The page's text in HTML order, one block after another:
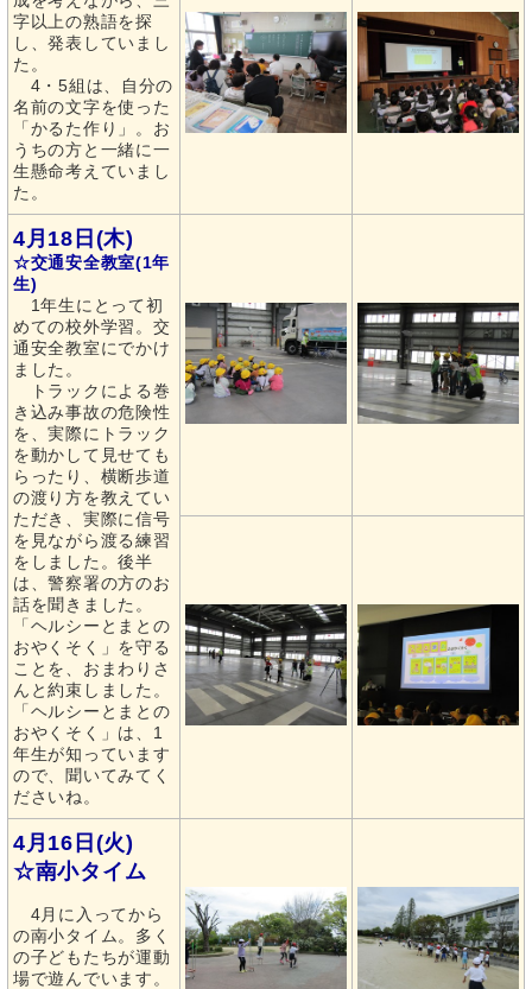
字以上の熟語を探
し、発表していまし
た。
4・5組は、自分の
名前の文字を使った
「かるた作り」。お
うちの方と一緒に一
生懸命考えていまし
た。
4月18日(木)
☆交通安全教室(1年
生)
1年生にとって初
めての校外学習。交
通安全教室にでかけ
ました。
トラックによる巻
き込み事故の危険性
を、実際にトラック
を動かして見せても
らったり、横断歩道
の渡り方を教えてい
ただき、実際に信号
を見ながら渡る練習
をしました。後半
は、警察署の方のお
話を聞きました。
「ヘルシーとまとの
おやくそく」を守る
ことを、おまわりさ
んと約束しました。
「ヘルシーとまとの
おやくそく」は、1
年生が知っています
ので、聞いてみてく
ださいね。
4月16日(火)
☆南小タイム
4月に入ってから
の南小タイム。多く
の子どもたちが運動
場で遊んでいます。